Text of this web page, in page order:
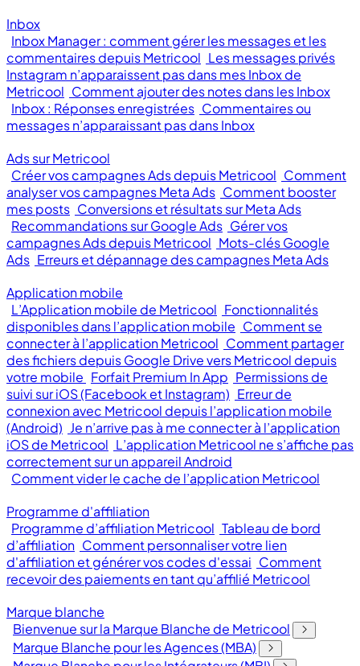
Inbox
Inbox Manager : comment gérer les messages et les
commentaires depuis Metricool Les messages privés
Instagram n’apparaissent pas dans mes Inbox de
Metricool Comment ajouter des notes dans les Inbox
Inbox : Réponses enregistrées Commentaires ou
messages n’apparaissant pas dans Inbox
Ads sur Metricool
Créer vos campagnes Ads depuis Metricool Comment
analyser vos campagnes Meta Ads Comment booster
mes posts Conversions et résultats sur Meta Ads
Recommandations sur Google Ads Gérer vos
campagnes Ads depuis Metricool Mots-clés Google
Ads Erreurs et dépannage des campagnes Meta Ads
Application mobile
L’Application mobile de Metricool Fonctionnalités
disponibles dans l’application mobile Comment se
connecter à l’application Metricool Comment partager
des fichiers depuis Google Drive vers Metricool depuis
votre mobile Forfait Premium In App Permissions de
suivi sur iOS (Facebook et Instagram) Erreur de
connexion avec Metricool depuis l’application mobile
(Android) Je n’arrive pas à me connecter à l’application
iOS de Metricool L’application Metricool ne s’affiche pas
correctement sur un appareil Android
Comment vider le cache de l’application Metricool
Programme d'affiliation
Programme d’affiliation Metricool Tableau de bord
d’affiliation Comment personnaliser votre lien
d'affiliation et générer vos codes d'essai Comment
recevoir des paiements en tant qu’affilié Metricool
Marque blanche
Bienvenue sur la Marque Blanche de Metricool
Marque Blanche pour les Agences (MBA)